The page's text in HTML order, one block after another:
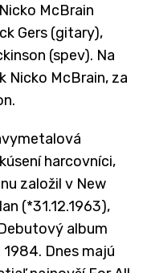
McBrain
Gers (gitary),
(spev). Na
Nicko McBrain, za
harcovníci,
založil v New
(*31.12.1963),
album
Dnes majú